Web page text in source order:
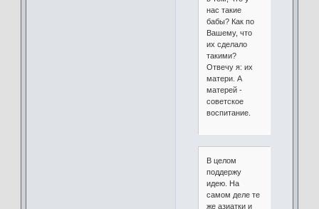
нас такие
бабы? Как по
Вашему, что
их сделало
такими?
Отвечу я: их
матери. А
матерей -
советское
воспитание.
В целом
поддержу
идею. На
самом деле те
же азиатки и